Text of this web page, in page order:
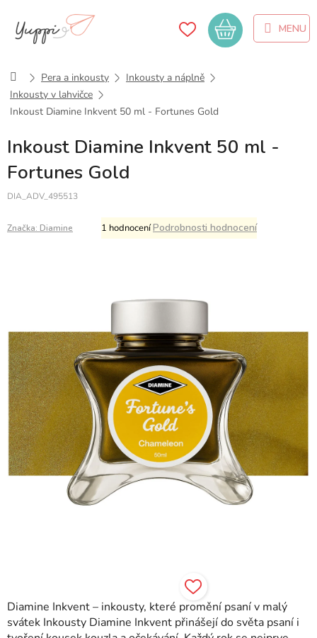
obsah
Nákupní
košík
DomůPera a inkousty
Inkousty a náplně
Inkousty v lahvičce
Inkoust Diamine Inkvent 50 ml - Fortunes Gold
Inkoust Diamine Inkvent 50 ml -
Fortunes Gold
DIA_ADV_495513
Průměrné
hodnocení
1 hodnoceníPodrobnosti hodnocení
Značka: Diamine
Diamine Inkvent – inkousty, které promění psaní v malý
svátek Inkousty Diamine Inkvent přinášejí do světa psaní i